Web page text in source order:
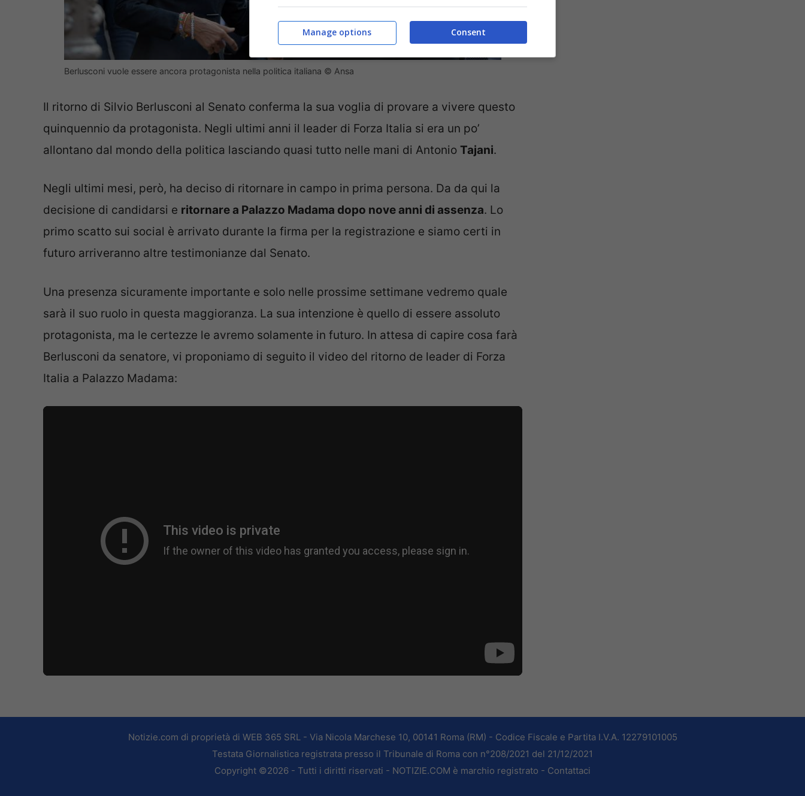
Berlusconi vuole essere ancora protagonista nella politica italiana © Ansa
Il ritorno di Silvio Berlusconi al Senato conferma la sua voglia di provare a vivere questo
quinquennio da protagonista. Negli ultimi anni il leader di Forza Italia si era un po’
allontano dal mondo della politica lasciando quasi tutto nelle mani di Antonio Tajani.
Negli ultimi mesi, però, ha deciso di ritornare in campo in prima persona. Da da qui la
decisione di candidarsi e ritornare a Palazzo Madama dopo nove anni di assenza. Lo
primo scatto sui social è arrivato durante la firma per la registrazione e siamo certi in
futuro arriveranno altre testimonianze dal Senato.
Una presenza sicuramente importante e solo nelle prossime settimane vedremo quale
sarà il suo ruolo in questa maggioranza. La sua intenzione è quello di essere assoluto
protagonista, ma le certezze le avremo solamente in futuro. In attesa di capire cosa farà
Berlusconi da senatore, vi proponiamo di seguito il video del ritorno de leader di Forza
Italia a Palazzo Madama:
Notizie.com di proprietà di WEB 365 SRL - Via Nicola Marchese 10, 00141 Roma (RM) - Codice Fiscale e Partita I.V.A. 12279101005
Testata Giornalistica registrata presso il Tribunale di Roma con n°208/2021 del 21/12/2021
Copyright ©2026 - Tutti i diritti riservati - NOTIZIE.COM è marchio registrato - Contattaci
Consent
Manage options